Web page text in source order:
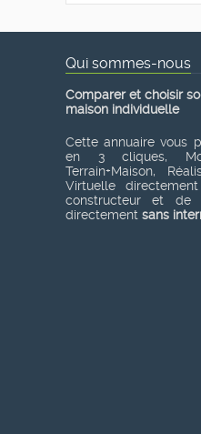
Qui sommes-nous
Comparer et choisir
maison individuelle
Cette annuaire vous
en 3 cliques,
Terrain+Maison,
Virtuelle
constructeur et de
directement sans